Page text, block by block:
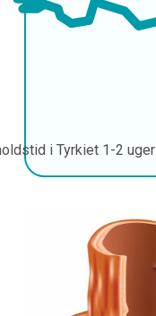
i Tyrkiet 1-2 uger